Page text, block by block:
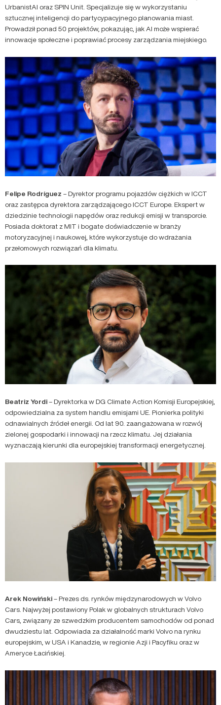
UrbanistAI oraz SPIN Unit. Specjalizuje się w wykorzystaniu
sztucznej inteligencji do partycypacyjnego planowania miast.
Prowadził ponad 50 projektów, pokazując, jak AI może wspierać
innowacje społeczne i poprawiać procesy zarządzania miejskiego.
Felipe Rodríguez – Dyrektor programu pojazdów ciężkich w ICCT
oraz zastępca dyrektora zarządzającego ICCT Europe. Ekspert w
dziedzinie technologii napędów oraz redukcji emisji w transporcie.
Posiada doktorat z MIT i bogate doświadczenie w branży
motoryzacyjnej i naukowej, które wykorzystuje do wdrażania
przełomowych rozwiązań dla klimatu.
Beatriz Yordi– Dyrektorka w DG Climate Action Komisji Europejskiej,
odpowiedzialna za system handlu emisjami UE. Pionierka polityki
odnawialnych źródeł energii. Od lat 90. zaangażowana w rozwój
zielonej gospodarki i innowacji na rzecz klimatu. Jej działania
wyznaczają kierunki dla europejskiej transformacji energetycznej.
Arek Nowiński– Prezes ds. rynków międzynarodowych w Volvo
Cars. Najwyżej postawiony Polak w globalnych strukturach Volvo
Cars, związany ze szwedzkim producentem samochodów od ponad
dwudziestu lat. Odpowiada za działalność marki Volvo na rynku
europejskim, w USA i Kanadzie, w regionie Azji i Pacyfiku oraz w
Ameryce Łacińskiej.